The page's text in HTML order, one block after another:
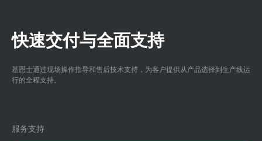
快速交付与全面支持
基恩士通过现场操作指导和售后技术支持，为客户提供从产品选择到生产线运
行的全程支持。
服务支持